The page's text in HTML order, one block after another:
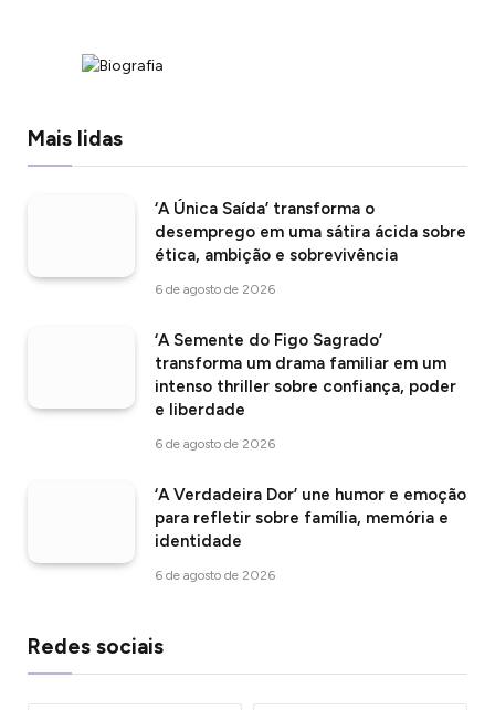
Mais lidas
‘A Única Saída’ transforma o
desemprego em uma sátira ácida sobre
ética, ambição e sobrevivência
6 de agosto de 2026
‘A Semente do Figo Sagrado’
transforma um drama familiar em um
intenso thriller sobre confiança, poder
e liberdade
6 de agosto de 2026
‘A Verdadeira Dor’ une humor e emoção
para refletir sobre família, memória e
identidade
6 de agosto de 2026
Redes sociais